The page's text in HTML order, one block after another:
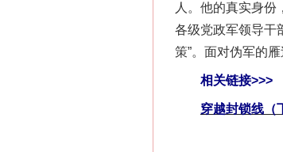
人。他的真实身
各级党政军领导干
策”。面对伪军的
相关链接>>>
穿越封锁线（
这是一